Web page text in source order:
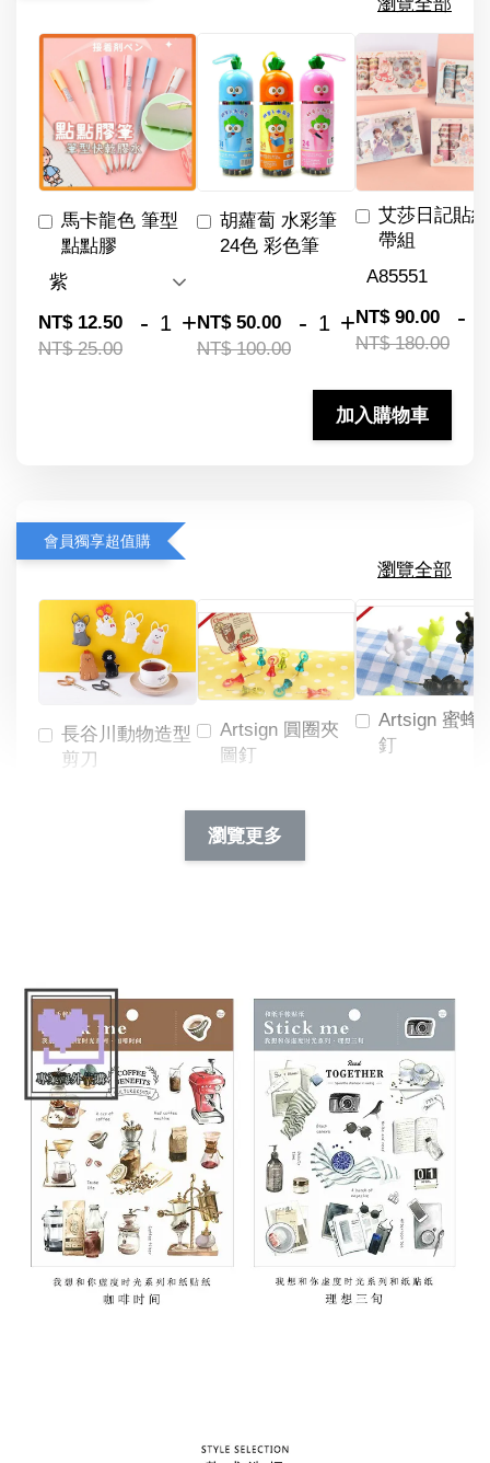
馬卡龍色 筆型
點點膠
NT$ 12.50
NT$ 25.00
- +
胡蘿蔔 水彩筆
24色 彩色筆
NT$ 50.00
NT$ 100.00
- +
艾莎日記貼
帶組
NT$ 90.00
NT$ 180.00
-
加入購物車
會員獨享超值購
瀏覽全部
長谷川動物造型
剪刀
Artsign 圓圈夾
圖釘
NT$ 19.00
NT$ 66.00
Artsign 蜜蜂
釘
瀏覽更多